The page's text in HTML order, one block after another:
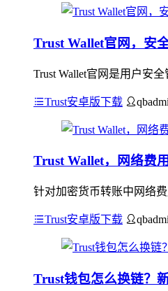
Trust Wallet官网，安
Trust Wallet官网是用户安
Trust安卓版下载
Trust Wallet，网络费
针对加密货币转账中网络
Trust安卓版下载
Trust钱包怎么换链？